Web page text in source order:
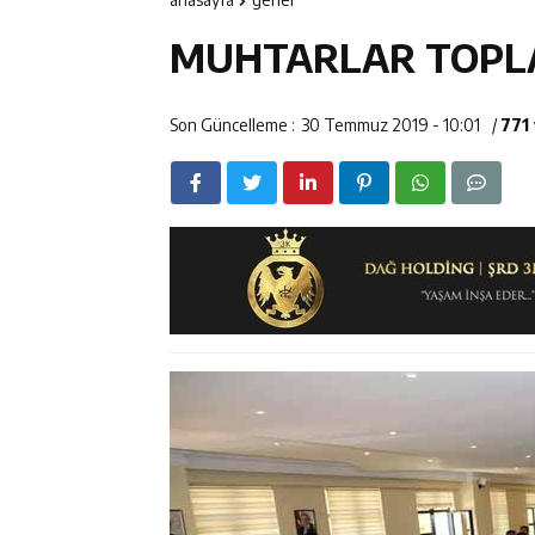
Kemah
14:22 30 İlde Deaş
14:22 Milli
14:26 Geleceğin
MUHTARLAR
Son Güncelleme : 30 Temmuz 2019 - 10:01 /